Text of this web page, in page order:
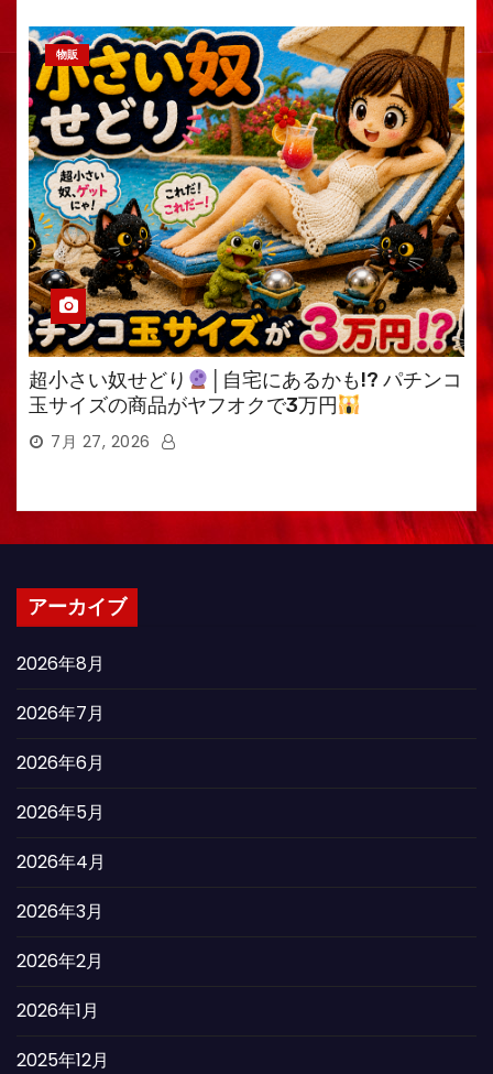
物販
超小さい奴せどり
│自宅にあるかも!? パチンコ
玉サイズの商品がヤフオクで3万円
7月 27, 2026
アーカイブ
2026年8月
2026年7月
2026年6月
2026年5月
2026年4月
2026年3月
2026年2月
2026年1月
2025年12月